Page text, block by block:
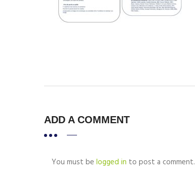
ADD A COMMENT
You must be logged in to post a comment.